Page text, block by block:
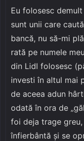
Eu folosesc
sunt unii care
bancă, nu să-mi
rată pe numele
din Lidl folosesc
investi în altul mai
de aceea adun
odată în ora de
foi deja trage
înfierbântă şi se